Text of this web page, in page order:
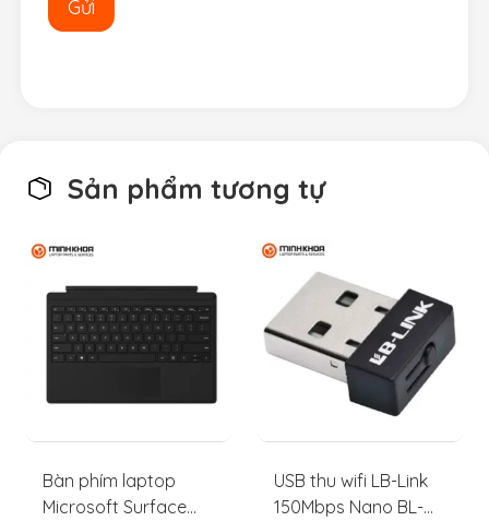
Sản phẩm tương tự
Bàn phím laptop
Microsoft Surface
USB thu wifi LB-Link
150Mbps Nano BL-